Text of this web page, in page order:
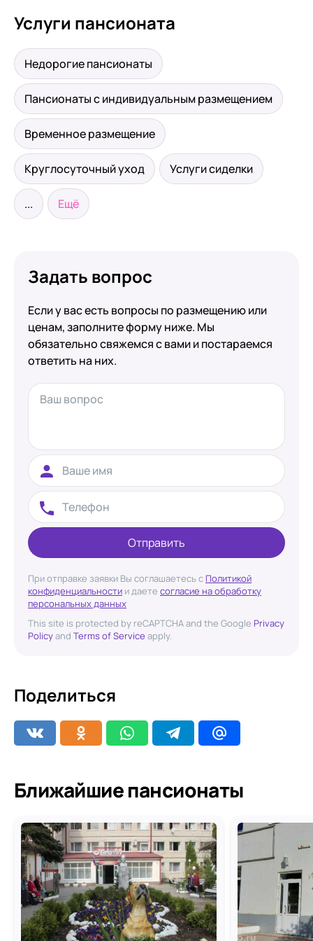
Услуги пансионата
Недорогие пансионаты
Пансионаты с индивидуальным размещением
Временное размещение
Круглосуточный уход Услуги сиделки
... Ещё
Задать вопрос
Если у вас есть вопросы по размещению или
ценам, заполните форму ниже. Мы
обязательно свяжемся с вами и постараемся
ответить на них.
Отправить
При отправке заявки Вы соглашаетесь с Политикой
конфиденциальности и даете согласие на обработку
персональных данных
This site is protected by reCAPTCHA and the Google Privacy
Policyand Terms of Service apply.
Поделиться
Ближайшие пансионаты